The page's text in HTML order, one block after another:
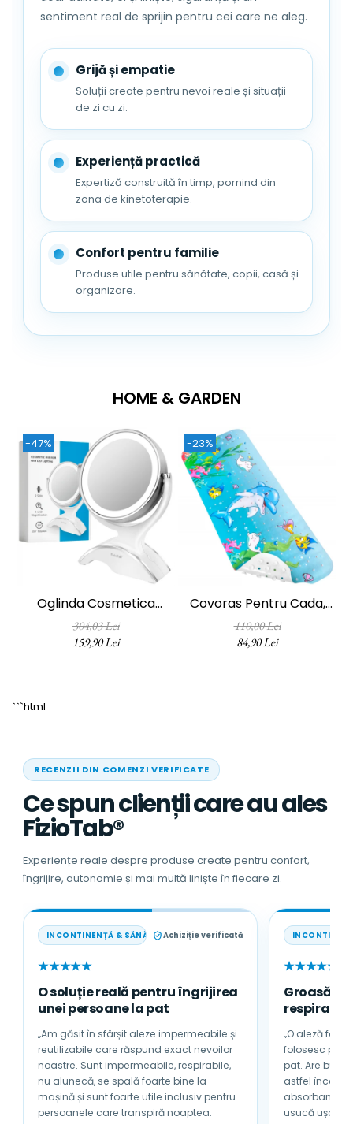
sentiment real de sprijin pentru cei care ne aleg.
Grijă și empatie
Soluții create pentru nevoi reale și situații
de zi cu zi.
Experiență practică
Expertiză construită în timp, pornind din
zona de kinetoterapie.
Confort pentru familie
Produse utile pentru sănătate, copii, casă și
organizare.
HOME & GARDEN
-47%
Oglinda Cosmetica
FizioTab®, Iluminata Led,
Dimabila, 2 Fete, Marire
304,03 Lei
159,90 Lei
-23%
Covoras Pentru Cada,
Anti-Alunecare,
FizioTab®, 100x40 Cm,
110,00 Lei
84,90 Lei
```html
RECENZII DIN COMENZI VERIFICATE
Ce spun clienții care au ales
FizioTab®
Experiențe reale despre produse create pentru confort,
îngrijire, autonomie și mai multă liniște în fiecare zi.
INCONTINENȚĂ & SĂNĂTATEAchiziție verificată
★★★★★
O soluție reală pentru îngrijirea
unei persoane la pat
„Am găsit în sfârșit aleze impermeabile și
reutilizabile care răspund exact nevoilor
noastre. Sunt impermeabile, respirabile,
nu alunecă, se spală foarte bine la
mașină și sunt foarte utile inclusiv pentru
persoanele care transpiră noaptea.
★★★★★
Groasă,
„O aleză
folosesc pentru
pat. Are
astfel încât nu se încinge
absorbantă și
usucă ușor. Sunt foarte mulțumită de